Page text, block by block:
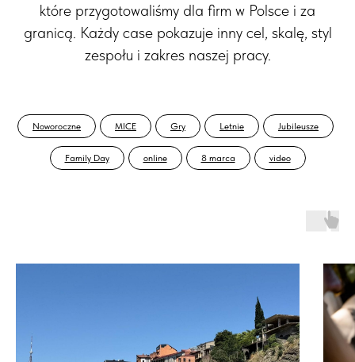
które przygotowaliśmy dla firm w Polsce i za
granicą. Każdy case pokazuje inny cel, skalę, styl
zespołu i zakres naszej pracy.
Noworoczne MICE Gry Letnie Jubileusze
Family Day online 8 marca video